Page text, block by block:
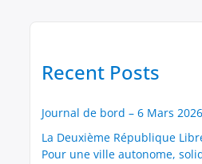
Recent Posts
Journal de bord – 6 Mars 2026
La Deuxième République
Pour une ville autonome,